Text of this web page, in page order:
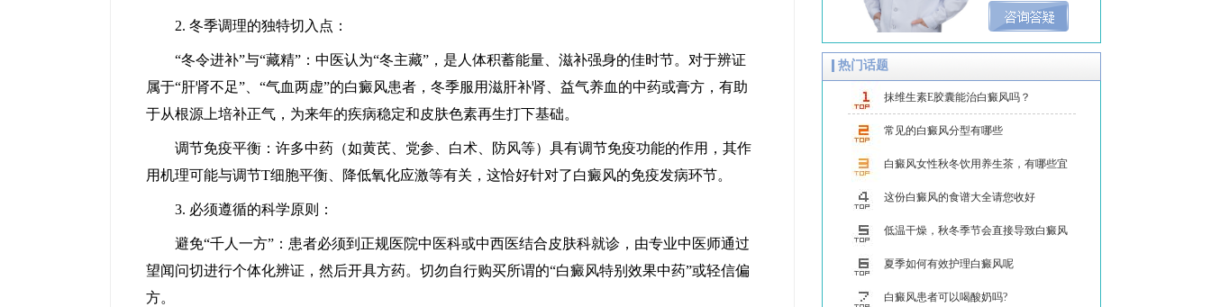
2. 冬季调理的独特切入点：
“冬令进补”与“藏精”：中医认为“冬主藏”，是人体积蓄能量、滋补强身的佳时节。对于辨证
属于“肝肾不足”、“气血两虚”的白癜风患者，冬季服用滋肝补肾、益气养血的中药或膏方，有助
于从根源上培补正气，为来年的疾病稳定和皮肤色素再生打下基础。
调节免疫平衡：许多中药（如黄芪、党参、白术、防风等）具有调节免疫功能的作用，其作
用机理可能与调节T细胞平衡、降低氧化应激等有关，这恰好针对了白癜风的免疫发病环节。
3. 必须遵循的科学原则：
避免“千人一方”：患者必须到正规医院中医科或中西医结合皮肤科就诊，由专业中医师通过
望闻问切进行个体化辨证，然后开具方药。切勿自行购买所谓的“白癜风特别效果中药”或轻信偏
方。
热门话题
抹维生素E胶囊能治白癜风吗？
常见的白癜风分型有哪些
白癜风女性秋冬饮用养生茶，有哪些宜
与忌？
这份白癜风的食谱大全请您收好
低温干燥，秋冬季节会直接导致白癜风
病情加重
夏季如何有效护理白癜风呢
白癜风患者可以喝酸奶吗?